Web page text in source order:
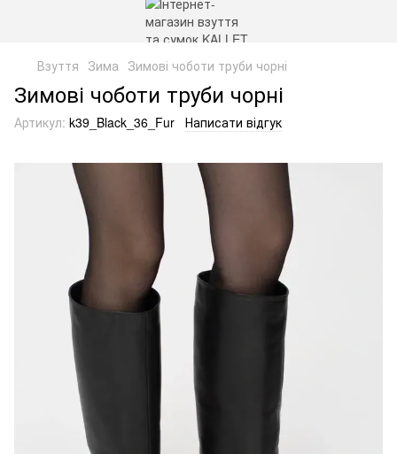
Взуття Зима Зимові чоботи труби чорні
Зимові чоботи труби чорні
Артикул: k39_Black_36_Fur Написати відгук